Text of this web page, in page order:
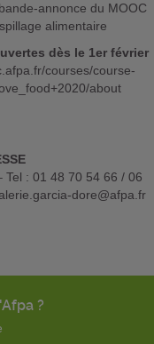
annonce du MOOC
alimentaire
dès le 1er février
courses/course-
about
Tel : 01 48 70 54 66 / 06
dore@afpa.fr
?